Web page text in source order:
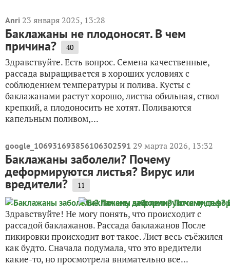
Anri 23 января 2025, 13:28
Баклажаны не плодоносят. В чем
причина? 40
Здравствуйте. Есть вопрос. Семена качественные,
рассада выращивается в хороших условиях с
соблюдением температуры и полива. Кусты с
баклажанами растут хорошо, листва обильная, ствол
крепкий, а плодоносить не хотят. Поливаются
капельным поливом,...
google_106931693856106302591 29 марта 2026, 13:32
Баклажаны заболели? Почему
деформируются листья? Вирус или
вредители? 11
Здравствуйте! Не могу понять, что происходит с
рассадой баклажанов. Рассада баклажанов После
пикировки происходит вот такое. Лист весь съёжился
как будто. Сначала подумала, что это вредители
какие-то, но просмотрела внимательно все...